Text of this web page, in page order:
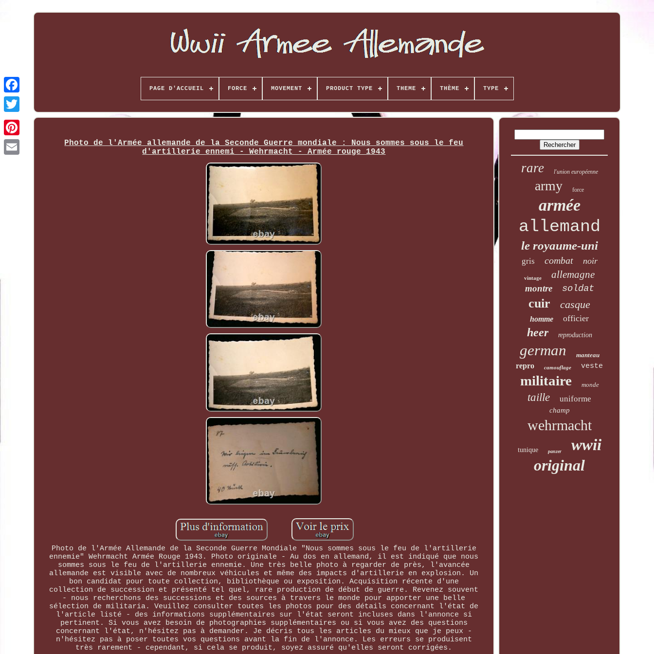
PAGE D'ACCUEIL FORCE MOVEMENT PRODUCT TYPE THEME THÈME TYPE
Photo de l'Armée allemande de la Seconde Guerre mondiale : Nous sommes sous le feu
d'artillerie ennemi - Wehrmacht - Armée rouge 1943
Photo de l'Armée Allemande de la Seconde Guerre Mondiale "Nous sommes sous le feu de l'artillerie
ennemie" Wehrmacht Armée Rouge 1943. Photo originale - Au dos en allemand, il est indiqué que nous
sommes sous le feu de l'artillerie ennemie. Une très belle photo à regarder de près, l'avancée
allemande est visible avec de nombreux véhicules et même des impacts d'artillerie en explosion. Un
bon candidat pour toute collection, bibliothèque ou exposition. Acquisition récente d'une
collection de succession et présenté tel quel, rare production de début de guerre. Revenez souvent
- nous recherchons des successions et des sources à travers le monde pour apporter une belle
sélection de militaria. Veuillez consulter toutes les photos pour des détails concernant l'état de
l'article listé - des informations supplémentaires sur l'état seront incluses dans l'annonce si
pertinent. Si vous avez besoin de photographies supplémentaires ou si vous avez des questions
concernant l'état, n'hésitez pas à demander. Je décris tous les articles du mieux que je peux -
n'hésitez pas à poser toutes vos questions avant la fin de l'annonce. Les erreurs se produisent
très rarement - cependant, si cela se produit, soyez assuré qu'elles seront corrigées.
rare l'union européenne
army force
armée
allemand
le royaume-uni
gris combat noir
vintage allemagne
montre soldat
cuir casque
homme officier
heer reproduction
german manteau
repro camouflage veste
militaire monde
taille uniforme
champ
wehrmacht
tunique panzer
wwii
original